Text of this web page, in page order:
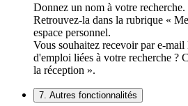
Donnez un nom à votre recherche.
Retrouvez-la dans la rubrique «
espace personnel.
Vous souhaitez recevoir par e-
d'emploi liées à votre recherche ?
la réception ».
7. Autres fonctionnalités